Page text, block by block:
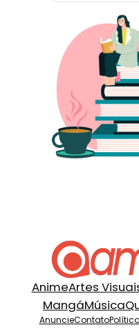
AnimeArtes
MangáMúsica
AnuncieContato